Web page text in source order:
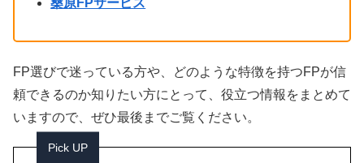
FP選びで迷っている方や、どのような特徴を持つFPが信
頼できるのか知りたい方にとって、役立つ情報をまとめて
いますので、ぜひ最後までご覧ください。
Pick UP